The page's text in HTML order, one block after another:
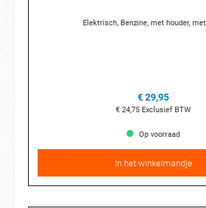
Elektrisch, Benzine, met houder,
€ 29,95
€ 24,75 Exclusief BTW
Op voorraad
In het winkelmandje